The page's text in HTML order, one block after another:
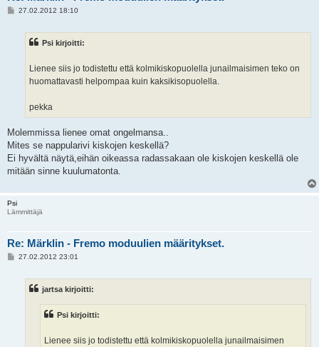
V27.02.2012 18:10
Psi kirjoitti:
Lienee siis jo todistettu että kolmikiskopuolella junailmaisimen teko on
huomattavasti helpompaa kuin kaksikisopuolella.
pekka
Molemmissa lienee omat ongelmansa..
Mites se nappularivi kiskojen keskellä?
Ei hyvältä näytä,eihän oikeassa radassakaan ole kiskojen keskellä ole
mitään sinne kuulumatonta.
Psi
Lämmittäjä
Re: Märklin - Fremo moduulien määritykset.
V27.02.2012 23:01
jartsa kirjoitti:
Psi kirjoitti:
Lienee siis jo todistettu että kolmikiskopuolella junailmaisimen